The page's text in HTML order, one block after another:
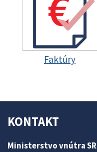
Faktúry
KONTAKT
Ministerstvo vnútra SR